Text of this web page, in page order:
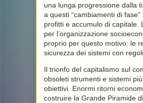
una lunga progressione dalla
a questi “cambiamenti di
profitti e accumulo di capitale.
per l’organizzazione
proprio per questo motivo: le
sicurezza dei sistemi con
Il trionfo del capitalismo sul
obsoleti strumenti e sistemi
obiettivi. Enormi ritorni
costruire la Grande Piramide